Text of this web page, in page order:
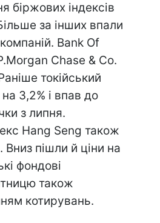
біржових індексів
за інших впали
Bank Of
Chase & Co.
токійський
3,2% і впав до
з липня.
Hang Seng також
Вниз пішли й ціни на
фондові
також
котирувань.